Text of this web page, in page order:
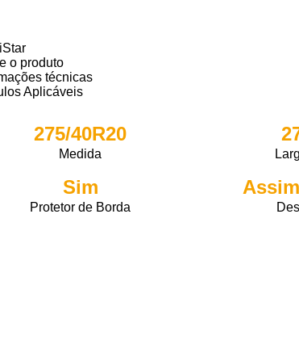
o produto
técnicas
Aplicáveis
275/40R20
Medida
Sim
Protetor de Borda